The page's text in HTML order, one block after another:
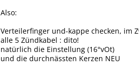
Also:
Verteilerfinger und-kappe checken, im
alle 5 Zündkabel : dito!
natürlich die Einstellung (16°vOt)
und die durchnässten Kerzen NEU